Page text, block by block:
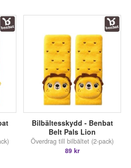
Bilbältesskydd - Benbat
Belt Pals Lion
Överdrag till bilbältet (2-pack)
89 kr